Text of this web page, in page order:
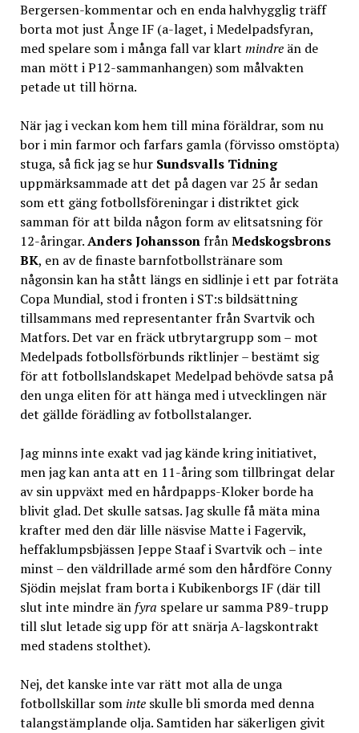
Bergersen-kommentar och en enda halvhygglig träff
borta mot just Ånge IF (a-laget, i Medelpadsfyran,
med spelare som i många fall var klart mindre än de
man mött i P12-sammanhangen) som målvakten
petade ut till hörna.
När jag i veckan kom hem till mina föräldrar, som nu
bor i min farmor och farfars gamla (förvisso omstöpta)
stuga, så fick jag se hur Sundsvalls Tidning
uppmärksammade att det på dagen var 25 år sedan
som ett gäng fotbollsföreningar i distriktet gick
samman för att bilda någon form av elitsatsning för
12-åringar.Anders JohanssonfrånMedskogsbrons
BK, en av de finaste barnfotbollstränare som
någonsin kan ha stått längs en sidlinje i ett par foträta
Copa Mundial, stod i fronten i ST:s bildsättning
tillsammans med representanter från Svartvik och
Matfors. Det var en fräck utbrytargrupp som – mot
Medelpads fotbollsförbunds riktlinjer – bestämt sig
för att fotbollslandskapet Medelpad behövde satsa på
den unga eliten för att hänga med i utvecklingen när
det gällde förädling av fotbollstalanger.
Jag minns inte exakt vad jag kände kring initiativet,
men jag kan anta att en 11-åring som tillbringat delar
av sin uppväxt med en hårdpapps-Kloker borde ha
blivit glad. Det skulle satsas. Jag skulle få mäta mina
krafter med den där lille näsvise Matte i Fagervik,
heffaklumpsbjässen Jeppe Staaf i Svartvik och – inte
minst – den väldrillade armé som den hårdföre Conny
Sjödin mejslat fram borta i Kubikenborgs IF (där till
slut inte mindre än fyra spelare ur samma P89-trupp
till slut letade sig upp för att snärja A-lagskontrakt
med stadens stolthet).
Nej, det kanske inte var rätt mot alla de unga
fotbollskillar som inte skulle bli smorda med denna
talangstämplande olja. Samtiden har säkerligen givit